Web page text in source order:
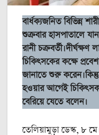
বার্ধক্যজনিত বিভিন্ন
শুক্রবার হাসপাতালে
রানী
চিকিৎসকের কক্ষে
জানাতে শুরু
হওয়ার আগেই চিকিৎসক
বেরিয়ে যেতে বলেন।
তেলিয়ামুড়া ডেস্ক, ৮